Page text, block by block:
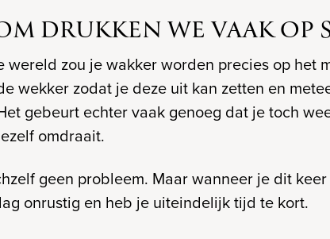
DRUKKEN WE VAAK OP
wereld zou je wakker worden precies op het
wekker zodat je deze uit kan zetten en
gebeurt echter vaak genoeg dat je toch
omdraait.
geen probleem. Maar wanneer je dit
onrustig en heb je uiteindelijk tijd te kort.